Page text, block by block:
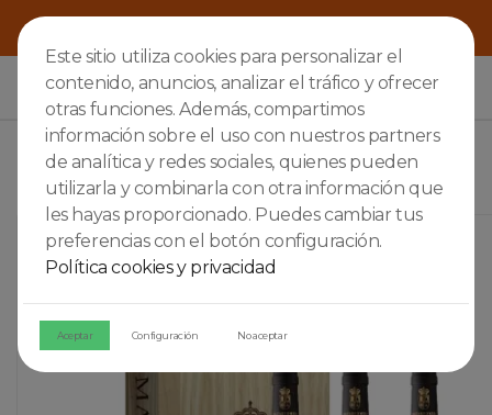
Este sitio utiliza cookies para personalizar el
contenido, anuncios, analizar el tráfico y ofrecer
otras funciones. Además, compartimos
información sobre el uso con nuestros partners
de analítica y redes sociales, quienes pueden
utilizarla y combinarla con otra información que
les hayas proporcionado. Puedes cambiar tus
preferencias con el botón configuración.
Política cookies y privacidad
Aceptar Configuración No aceptar